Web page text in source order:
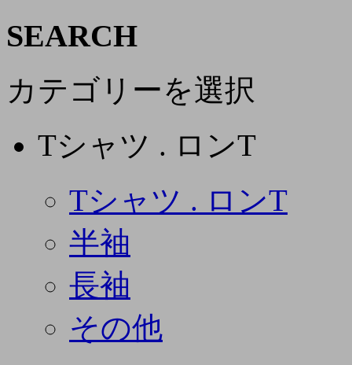
SEARCH
カテゴリーを選択
Tシャツ . ロンT
Tシャツ . ロンT
半袖
長袖
その他